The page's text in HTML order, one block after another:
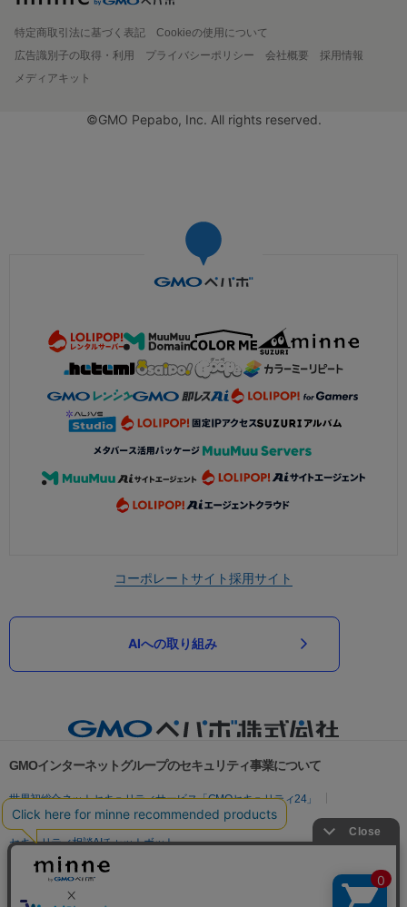
特定商取引法に基づく表記
Cookieの使用について
広告識別子の取得・利用
プライバシーポリシー 会社概要
採用情報
メディアキット
©GMO Pepabo, Inc. All rights reserved.
コーポレートサイト採用サイト
AIへの取り組み
GMOインターネットグループのセキュリティ事業について
世界初総合ネットセキュリティサービス「GMOセキュリティ24」
パスワード漏洩診断
Webサイトリスク診断
セキュリティ相談AIチャットボット
実在証明・盗聴対策